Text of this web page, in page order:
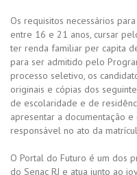
Os requisitos necessários
entre 16 e 21 anos, cursar
ter renda familiar per capita
para ser admitido pelo
processo seletivo, os
originais e cópias dos
de escolaridade e de
apresentar a documentação
responsável no ato da
O Portal do Futuro é um dos
do Senac RJ e atua junto ao